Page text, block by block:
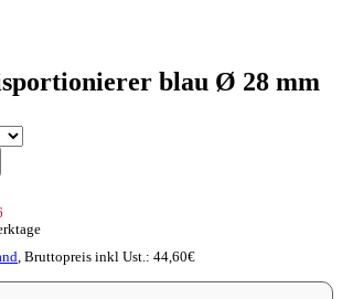
blau Ø 28 mm
Bruttopreis inkl Ust.: 44,60€